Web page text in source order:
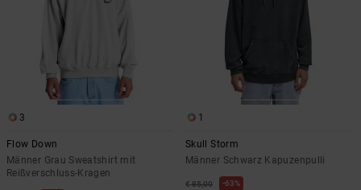
3
Flow Down
Männer Grau Sweatshirt mit
Reißverschluss-Kragen
1
Skull Storm
Männer Schwarz Kapuzenpulli
€ 85,00 63%